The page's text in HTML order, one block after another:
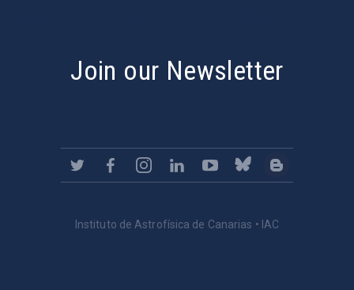
Join our Newsletter
Instituto de Astrofísica de Canarias • IAC